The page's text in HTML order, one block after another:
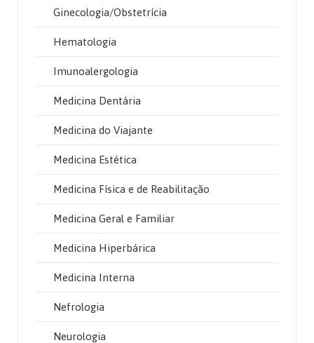
Ginecologia/Obstetrícia
Hematologia
Imunoalergologia
Medicina Dentária
Medicina do Viajante
Medicina Estética
Medicina Física e de Reabilitação
Medicina Geral e Familiar
Medicina Hiperbárica
Medicina Interna
Nefrologia
Neurologia